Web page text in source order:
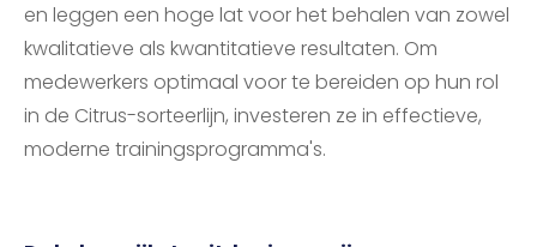
en leggen een hoge lat voor het behalen van zowel
kwalitatieve als kwantitatieve resultaten. Om
medewerkers optimaal voor te bereiden op hun rol
in de Citrus-sorteerlijn, investeren ze in effectieve,
moderne trainingsprogramma's.